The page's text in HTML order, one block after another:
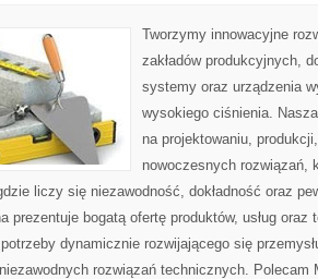
Tworzymy innowacyjne
zakładów produkcyjnych,
systemy oraz urządzenia
wysokiego ciśnienia.
na projektowaniu,
nowoczesnych rozwiązań,
liczy się niezawodność, dokładność oraz
prezentuje bogatą ofertę produktów, usług oraz
dynamicznie rozwijającego się
rozwiązań technicznych. Polecam